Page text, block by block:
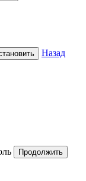
Назад
Продолжить